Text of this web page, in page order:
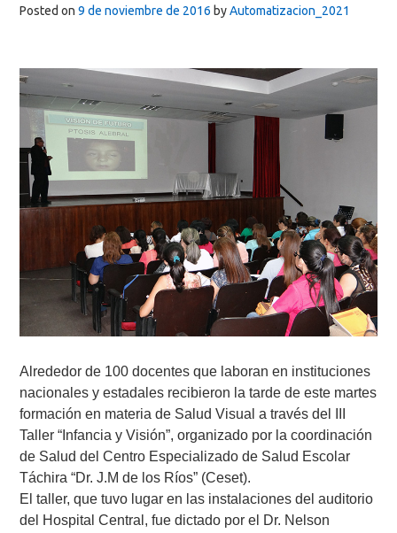
Posted on 9 de noviembre de 2016 byAutomatizacion_2021
Alrededor de 100 docentes que laboran en instituciones
nacionales y estadales recibieron la tarde de este martes
formación en materia de Salud Visual a través del III
Taller “Infancia y Visión”, organizado por la coordinación
de Salud del Centro Especializado de Salud Escolar
Táchira “Dr. J.M de los Ríos” (Ceset).
El taller, que tuvo lugar en las instalaciones del auditorio
del Hospital Central, fue dictado por el Dr. Nelson